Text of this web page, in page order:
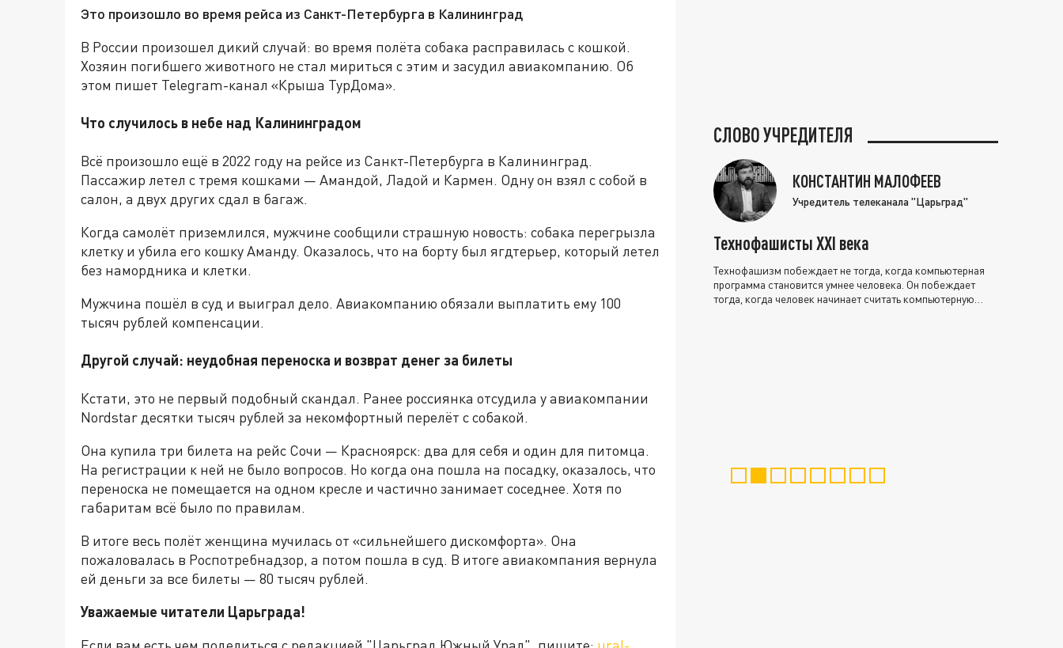
Это произошло во время рейса из Санкт-Петербурга в Калининград
В России произошел дикий случай: во время полёта собака расправилась с кошкой.
Хозяин погибшего животного не стал мириться с этим и засудил авиакомпанию. Об
этом пишет Telegram-канал «Крыша ТурДома».
Что случилось в небе над Калининградом
Всё произошло ещё в 2022 году на рейсе из Санкт-Петербурга в Калининград.
Пассажир летел с тремя кошками — Амандой, Ладой и Кармен. Одну он взял с собой в
салон, а двух других сдал в багаж.
Когда самолёт приземлился, мужчине сообщили страшную новость: собака перегрызла
клетку и убила его кошку Аманду. Оказалось, что на борту был ягдтерьер, который летел
без намордника и клетки.
Мужчина пошёл в суд и выиграл дело. Авиакомпанию обязали выплатить ему 100
тысяч рублей компенсации.
Другой случай: неудобная переноска и возврат денег за билеты
Кстати, это не первый подобный скандал. Ранее россиянка отсудила у авиакомпании
Nordstar десятки тысяч рублей за некомфортный перелёт с собакой.
Она купила три билета на рейс Сочи — Красноярск: два для себя и один для питомца.
На регистрации к ней не было вопросов. Но когда она пошла на посадку, оказалось, что
переноска не помещается на одном кресле и частично занимает соседнее. Хотя по
габаритам всё было по правилам.
В итоге весь полёт женщина мучилась от «сильнейшего дискомфорта». Она
пожаловалась в Роспотребнадзор, а потом пошла в суд. В итоге авиакомпания вернула
ей деньги за все билеты — 80 тысяч рублей.
Уважаемые читатели Царьграда!
СЛОВО УЧРЕДИТЕЛЯ
КОНСТАНТИН МАЛОФЕЕВ
Учредитель телеканала "Царьград"
Технофашисты XXI века
Технофашизм побеждает не тогда, когда компьютерная
программа становится умнее человека. Он побеждает
тогда, когда человек начинает считать компьютерную